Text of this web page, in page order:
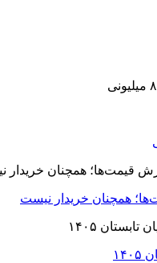
همچنان خریدار نیست